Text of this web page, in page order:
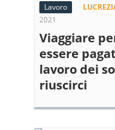
Lavoro
2021
Viaggiare
essere
lavoro dei
riuscirci